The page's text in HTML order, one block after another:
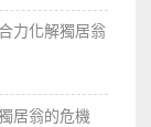
力化解獨居翁
居翁的危機